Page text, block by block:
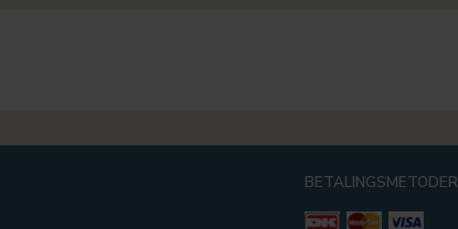
BETALINGSMETODER